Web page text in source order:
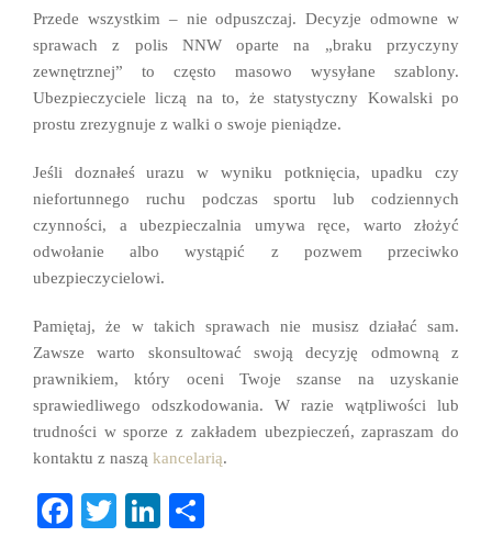
Przede wszystkim – nie odpuszczaj. Decyzje odmowne w
sprawach z polis NNW oparte na „braku przyczyny
zewnętrznej” to często masowo wysyłane szablony.
Ubezpieczyciele liczą na to, że statystyczny Kowalski po
prostu zrezygnuje z walki o swoje pieniądze.
Jeśli doznałeś urazu w wyniku potknięcia, upadku czy
niefortunnego ruchu podczas sportu lub codziennych
czynności, a ubezpieczalnia umywa ręce, warto złożyć
odwołanie albo wystąpić z pozwem przeciwko
ubezpieczycielowi.
Pamiętaj, że w takich sprawach nie musisz działać sam.
Zawsze warto skonsultować swoją decyzję odmowną z
prawnikiem, który oceni Twoje szanse na uzyskanie
sprawiedliwego odszkodowania. W razie wątpliwości lub
trudności w sporze z zakładem ubezpieczeń, zapraszam do
kontaktu z naszą kancelarią.
Fa
T
Li